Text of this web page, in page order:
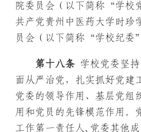
院委员会（以下简称“学校
共产党贵州中医药大学时珍
员会（以下简称“学校纪委
第十八条 学校党委坚
面从严治党，扎实抓好党建
党委的领导作用、基层党组
用和党员的先锋模范作用。
工作第一责任人,党委其他